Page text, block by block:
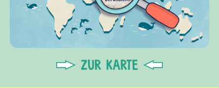
ZUR KARTE